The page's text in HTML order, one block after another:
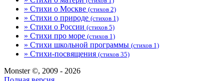
» Стихи о Москве (стихов 2)
» Стихи о природе (стихов 1)
» Стихи о России (стихов 5)
» Стихи про море (стихов 1)
» Стихи школьной программы (стихов 1)
» Стихи-посвящения (стихов 35)
Monster ©, 2009 - 2026